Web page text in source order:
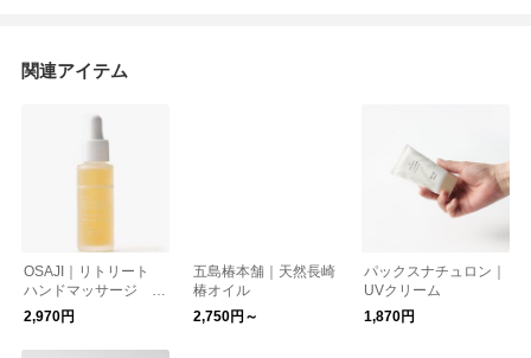
関連アイテム
OSAJI｜リトリート
ハンドマッサージ セ
ラム
2,970円
五島椿本舗｜天然長崎
椿オイル
2,750円～
パックスナチュロン｜
UVクリーム
1,870円